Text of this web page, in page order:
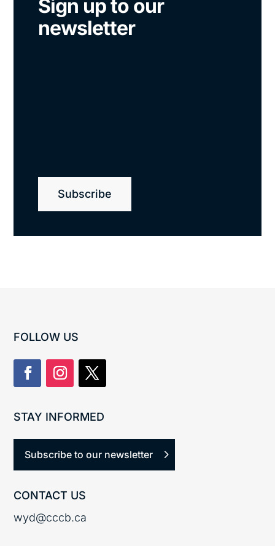
Sign up to our
newsletter
Subscribe
FOLLOW US
STAY INFORMED
Subscribe to our newsletter
CONTACT US
wyd@cccb.ca